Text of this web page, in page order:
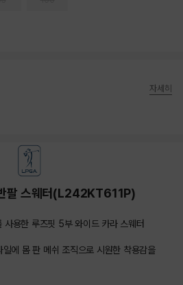
자세히
팔 스웨터(L242KT611P)
사용한 루즈핏 5부 와이드 카라 스웨터
에 몸 판 메쉬 조직으로 시원한 착용감을